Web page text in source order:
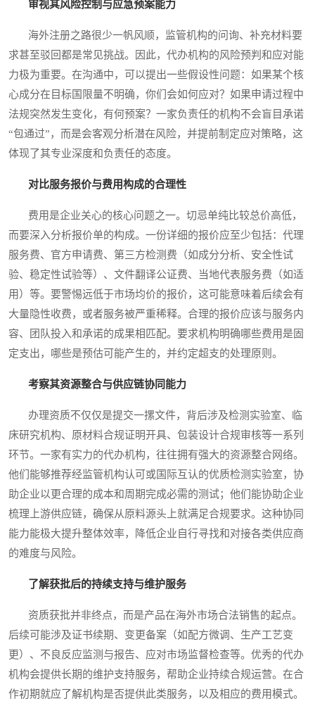
审视其风险控制与应急预案能力
海外注册之路很少一帆风顺，监管机构的问询、补充材料要
求甚至驳回都是常见挑战。因此，代办机构的风险预判和应对能
力极为重要。在沟通中，可以提出一些假设性问题：如果某个核
心成分在目标国限量不明确，你们会如何应对？如果申请过程中
法规突然发生变化，有何预案？一家负责任的机构不会盲目承诺
“包通过”，而是会客观分析潜在风险，并提前制定应对策略，这
体现了其专业深度和负责任的态度。
对比服务报价与费用构成的合理性
费用是企业关心的核心问题之一。切忌单纯比较总价高低，
而要深入分析报价单的构成。一份详细的报价应至少包括：代理
服务费、官方申请费、第三方检测费（如成分分析、安全性试
验、稳定性试验等）、文件翻译公证费、当地代表服务费（如适
用）等。要警惕远低于市场均价的报价，这可能意味着后续会有
大量隐性收费，或者服务被严重稀释。合理的报价应该与服务内
容、团队投入和承诺的成果相匹配。要求机构明确哪些费用是固
定支出，哪些是预估可能产生的，并约定超支的处理原则。
考察其资源整合与供应链协同能力
办理资质不仅仅是提交一摞文件，背后涉及检测实验室、临
床研究机构、原材料合规证明开具、包装设计合规审核等一系列
环节。一家有实力的代办机构，往往拥有强大的资源整合网络。
他们能够推荐经监管机构认可或国际互认的优质检测实验室，协
助企业以更合理的成本和周期完成必需的测试；他们能协助企业
梳理上游供应链，确保从原料源头上就满足合规要求。这种协同
能力能极大提升整体效率，降低企业自行寻找和对接各类供应商
的难度与风险。
了解获批后的持续支持与维护服务
资质获批并非终点，而是产品在海外市场合法销售的起点。
后续可能涉及证书续期、变更备案（如配方微调、生产工艺变
更）、不良反应监测与报告、应对市场监督检查等。优秀的代办
机构会提供长期的维护支持服务，帮助企业持续合规运营。在合
作初期就应了解机构是否提供此类服务，以及相应的费用模式。